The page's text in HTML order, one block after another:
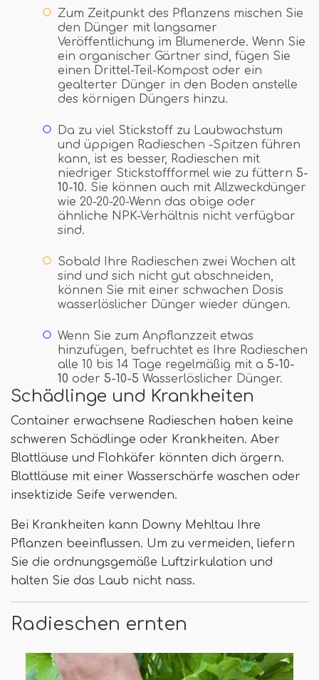
Zum Zeitpunkt des Pflanzens mischen Sie
den Dünger mit langsamer
Veröffentlichung im Blumenerde. Wenn Sie
ein organischer Gärtner sind, fügen Sie
einen Drittel-Teil-Kompost oder ein
gealterter Dünger in den Boden anstelle
des körnigen Düngers hinzu.
Da zu viel Stickstoff zu Laubwachstum
und üppigen Radieschen -Spitzen führen
kann, ist es besser, Radieschen mit
niedriger Stickstoffformel wie zu füttern 5-
10-10. Sie können auch mit Allzweckdünger
wie 20-20-20-Wenn das obige oder
ähnliche NPK-Verhältnis nicht verfügbar
sind.
Sobald Ihre Radieschen zwei Wochen alt
sind und sich nicht gut abschneiden,
können Sie mit einer schwachen Dosis
wasserlöslicher Dünger wieder düngen.
Wenn Sie zum Anpflanzzeit etwas
hinzufügen, befruchtet es Ihre Radieschen
alle 10 bis 14 Tage regelmäßig mit a 5-10-
10 oder 5-10-5 Wasserlöslicher Dünger.
Schädlinge und Krankheiten
Container erwachsene Radieschen haben keine
schweren Schädlinge oder Krankheiten. Aber
Blattläuse und Flohkäfer könnten dich ärgern.
Blattläuse mit einer Wasserschärfe waschen oder
insektizide Seife verwenden.
Bei Krankheiten kann Downy Mehltau Ihre
Pflanzen beeinflussen. Um zu vermeiden, liefern
Sie die ordnungsgemäße Luftzirkulation und
halten Sie das Laub nicht nass.
Radieschen ernten